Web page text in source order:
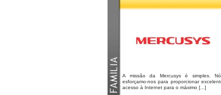
A missão da Mercusys é simples.
esforçamo-nos para proporcionar
acesso à Internet para o máximo [...]